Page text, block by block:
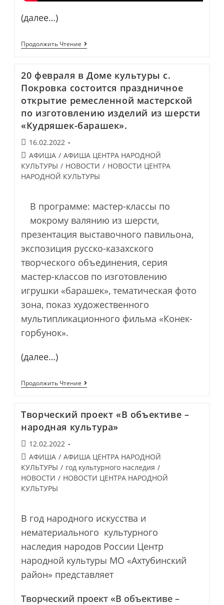
(далее…)
Продолжить Чтение Выставка
Творческих
Художницы
Гончаровой
Открылась
Концертно-
Выставочном
Зале
Же
Творения
Её
Талантливых
20 февраля в Доме культуры с.
Покровка состоится праздничное
открытие ремесленной мастерской
по изготовлению изделий из шерсти
«Кудряшек-барашек».
Запись
опубликована:
16.02.2022
Post
category:
АФИША / АФИША ЦЕНТРА НАРОДНОЙ
КУЛЬТУРЫ / НОВОСТИ / НОВОСТИ ЦЕНТРА
НАРОДНОЙ КУЛЬТУРЫ
В программе: мастер-классы по
мокрому валянию из шерсти,
презентация выставочного павильона,
экспозиция русско-казахского
творческого объединения, серия
мастер-классов по изготовлению
игрушки «барашек», тематическая фото
зона, показ художественного
мультипликационного фильма «Конек-
горбунок».
(далее…)
Продолжить Чтение 20
Февраля
Культуры
С.
Покровка
Открытие
Ремесленной
Мастерской
По
«Кудряшек-
Творческий проект «В объективе –
народная культура»
Запись
опубликована:
12.02.2022
Post
category:
АФИША / АФИША ЦЕНТРА НАРОДНОЙ
КУЛЬТУРЫ / год культурного наследия /
НОВОСТИ / НОВОСТИ ЦЕНТРА НАРОДНОЙ
КУЛЬТУРЫ
В год народного искусства и
нематериального культурного
наследия народов России Центр
народной культуры МО «Ахтубинский
район» представляет
Творческий проект «В объективе –